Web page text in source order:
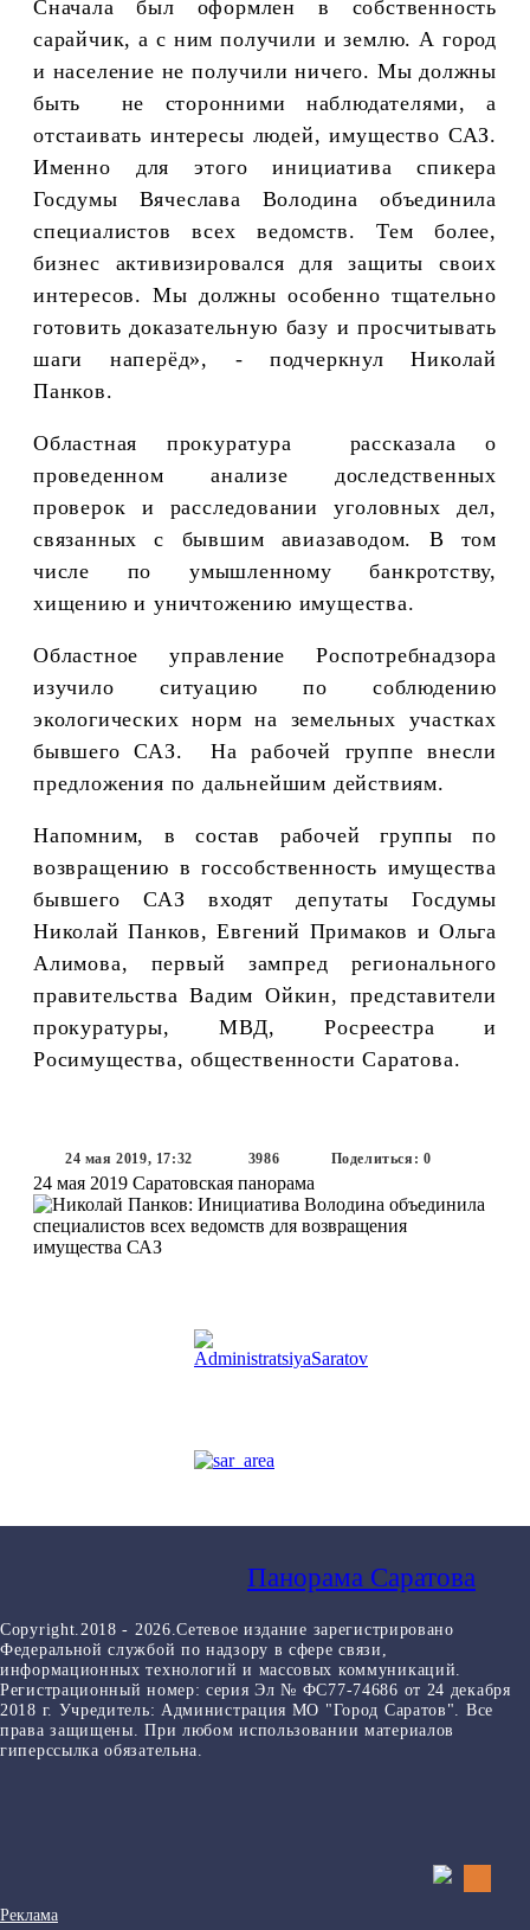
Сначала был оформлен в собственность
сарайчик, а с ним получили и землю. А город
и население не получили ничего. Мы должны
быть не сторонними наблюдателями, а
отстаивать интересы людей, имущество САЗ.
Именно для этого инициатива спикера
Госдумы Вячеслава Володина объединила
специалистов всех ведомств. Тем более,
бизнес активизировался для защиты своих
интересов. Мы должны особенно тщательно
готовить доказательную базу и просчитывать
шаги наперёд», - подчеркнул Николай
Панков.
Областная прокуратура рассказала о
проведенном анализе доследственных
проверок и расследовании уголовных дел,
связанных с бывшим авиазаводом. В том
числе по умышленному банкротству,
хищению и уничтожению имущества.
Областное управление Роспотребнадзора
изучило ситуацию по соблюдению
экологических норм на земельных участках
бывшего САЗ. На рабочей группе внесли
предложения по дальнейшим действиям.
Напомним, в состав рабочей группы по
возвращению в госсобственность имущества
бывшего САЗ входят депутаты Госдумы
Николай Панков, Евгений Примаков и Ольга
Алимова, первый зампред регионального
правительства Вадим Ойкин, представители
прокуратуры, МВД, Росреестра и
Росимущества, общественности Саратова.
24 мая 2019, 17:32 3986 Поделиться: 0
24 мая 2019 Саратовская панорама
Панорама Саратова
Copyright.2018 - 2026.Сетевое издание зарегистрировано
Федеральной службой по надзору в сфере связи,
информационных технологий и массовых коммуникаций.
Регистрационный номер: серия Эл № ФС77-74686 от 24 декабря
2018 г. Учредитель: Администрация МО "Город Саратов". Все
права защищены. При любом использовании материалов
гиперссылка обязательна.
Реклама